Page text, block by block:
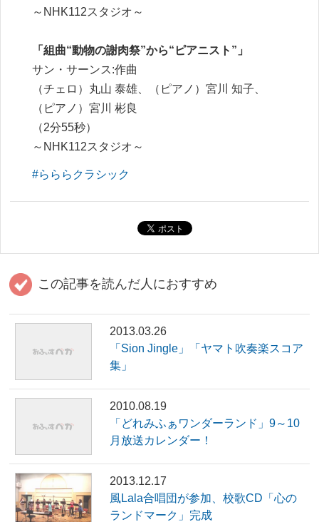
～NHK112スタジオ～
「組曲“動物の謝肉祭”から“ピアニスト”」
サン・サーンス:作曲
（チェロ）丸山 泰雄、（ピアノ）宮川 知子、
（ピアノ）宮川 彬良
（2分55秒）
～NHK112スタジオ～
#らららクラシック
この記事を読んだ人におすすめ
2013.03.26
「Sion Jingle」「ヤマト吹奏楽スコア
集」
2010.08.19
「どれみふぁワンダーランド」9～10
月放送カレンダー！
2013.12.17
風Lala合唱団が参加、校歌CD「心の
ランドマーク」完成